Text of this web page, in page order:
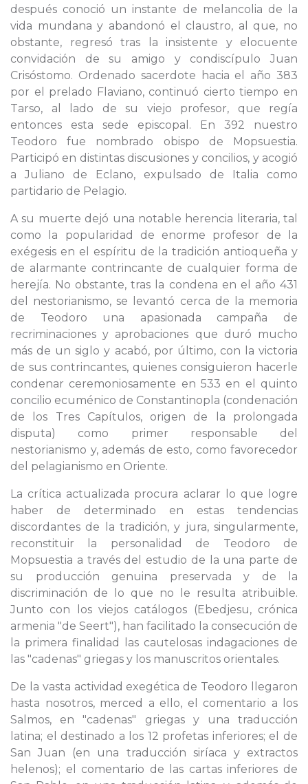
después conoció un instante de melancolia de la
vida mundana y abandonó el claustro, al que, no
obstante, regresó tras la insistente y elocuente
convidación de su amigo y condiscípulo Juan
Crisóstomo. Ordenado sacerdote hacia el año 383
por el prelado Flaviano, continuó cierto tiempo en
Tarso, al lado de su viejo profesor, que regía
entonces esta sede episcopal. En 392 nuestro
Teodoro fue nombrado obispo de Mopsuestia.
Participó en distintas discusiones y concilios, y acogió
a Juliano de Eclano, expulsado de Italia como
partidario de Pelagio.
A su muerte dejó una notable herencia literaria, tal
como la popularidad de enorme profesor de la
exégesis en el espíritu de la tradición antioqueña y
de alarmante contrincante de cualquier forma de
herejía. No obstante, tras la condena en el año 431
del nestorianismo, se levantó cerca de la memoria
de Teodoro una apasionada campaña de
recriminaciones y aprobaciones que duró mucho
más de un siglo y acabó, por último, con la victoria
de sus contrincantes, quienes consiguieron hacerle
condenar ceremoniosamente en 533 en el quinto
concilio ecuménico de Constantinopla (condenación
de los Tres Capítulos, origen de la prolongada
disputa) como primer responsable del
nestorianismo y, además de esto, como favorecedor
del pelagianismo en Oriente.
La crítica actualizada procura aclarar lo que logre
haber de determinado en estas tendencias
discordantes de la tradición, y jura, singularmente,
reconstituir la personalidad de Teodoro de
Mopsuestia a través del estudio de la una parte de
su producción genuina preservada y de la
discriminación de lo que no le resulta atribuible.
Junto con los viejos catálogos (Ebedjesu, crónica
armenia "de Seert"), han facilitado la consecución de
la primera finalidad las cautelosas indagaciones de
las "cadenas" griegas y los manuscritos orientales.
De la vasta actividad exegética de Teodoro llegaron
hasta nosotros, merced a ello, el comentario a los
Salmos, en "cadenas" griegas y una traducción
latina; el destinado a los 12 profetas inferiores; el de
San Juan (en una traducción siríaca y extractos
helenos); el comentario de las cartas inferiores de